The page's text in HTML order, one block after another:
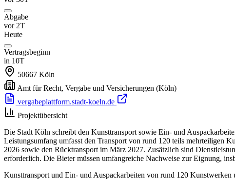
Abgabe
vor 2T
Heute
Vertragsbeginn
in 10T
50667 Köln
Amt für Recht, Vergabe und Versicherungen (Köln)
vergabeplattform.stadt-koeln.de
Projektübersicht
Die Stadt Köln schreibt den Kunsttransport sowie Ein- und
Leistungsumfang umfasst den Transport von rund 120 teils mehrteiligen
2026 sowie den Rücktransport im März 2027. Zusätzlich sind
erforderlich. Die Bieter müssen umfangreiche Nachweise zur Eignung,
Kunsttransport und Ein- und Auspackarbeiten von rund 120